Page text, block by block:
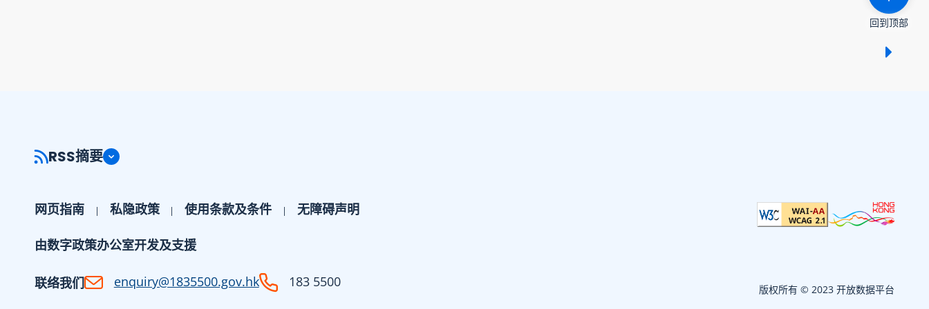
回到顶部
RSS摘要
网页指南 私隐政策 使用条款及条件 无障碍声明
由数字政策办公室开发及支援
联络我们 enquiry@1835500.gov.hk 183 5500 版权所有 © 2023 开放数据平台